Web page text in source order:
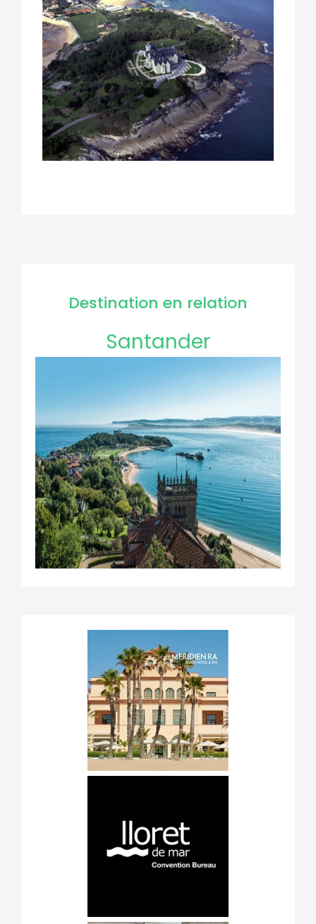
Destination en relation
Santander